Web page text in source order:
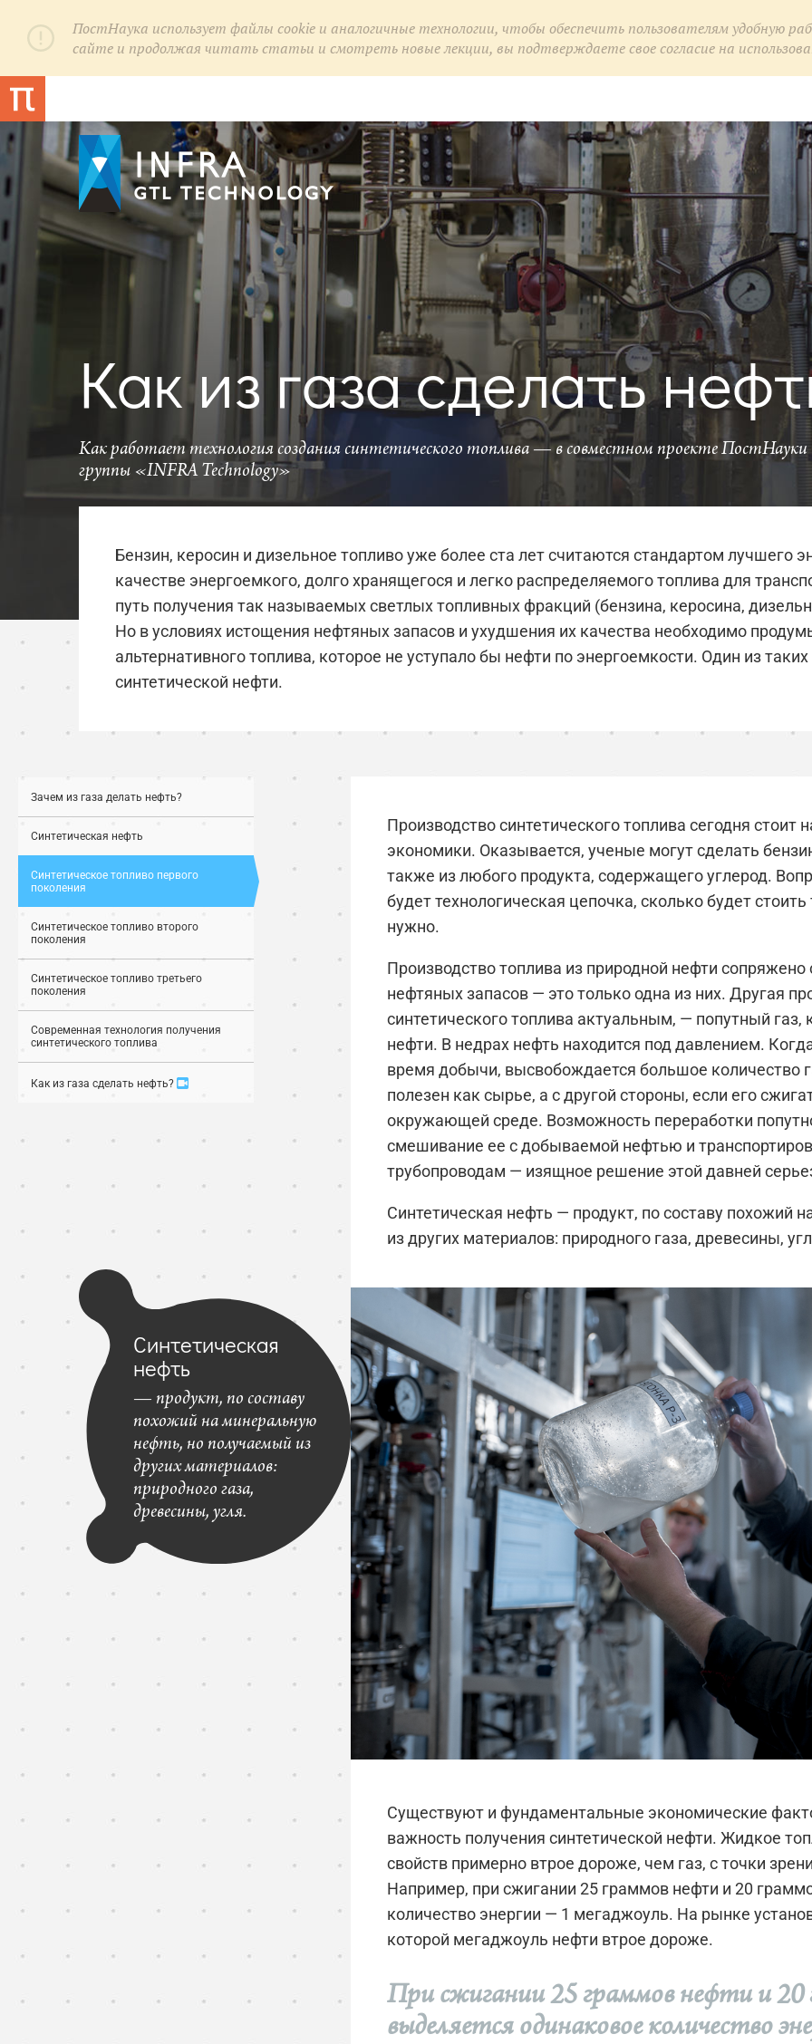
ПостНаука использует файлы cookie и аналогичные технологии, чтобы обеспечить пользователям удобную
сайте и продолжая читать статьи и смотреть новые лекции, вы подтверждаете свое согласие на
ПостНаука использует файлы cookie и аналогичные технологии, чтобы обеспечить пользователям удобную
Как из газа сделать
Как работает технология создания синтетического топлива — в совместном проекте ПостНауки
группы «INFRA Technology»
Бензин, керосин и дизельное топливо уже более ста лет считаются стандартом лучшего
качестве энергоемкого, долго хранящегося и легко распределяемого топлива для
путь получения так называемых светлых топливных фракций (бензина, керосина,
Но в условиях истощения нефтяных запасов и ухудшения их качества необходимо
альтернативного топлива, которое не уступало бы нефти по энергоемкости. Один из
синтетической нефти.
Зачем из газа делать нефть?
Синтетическая нефть
Синтетическое топливо первого
поколения
Синтетическое топливо второго
поколения
Синтетическое топливо третьего
поколения
Современная технология получения
синтетического топлива
Как из газа сделать нефть?
Производство синтетического топлива сегодня стоит
экономики. Оказывается, ученые могут сделать
также из любого продукта, содержащего углерод.
будет технологическая цепочка, сколько будет
нужно.
Производство топлива из природной нефти
нефтяных запасов — это только одна из них. Другая
синтетического топлива актуальным, — попутный
нефти. В недрах нефть находится под давлением.
время добычи, высвобождается большое количество
полезен как сырье, а с другой стороны, если его
окружающей среде. Возможность переработки
смешивание ее с добываемой нефтью и
трубопроводам — изящное решение этой давней
Синтетическая нефть — продукт, по составу похожий
из других материалов: природного газа, древесины,
Синтетическая
нефть
— продукт, по составу
похожий на минеральную
нефть, но получаемый из
других материалов:
природного газа,
древесины, угля.
Существуют и фундаментальные экономические
важность получения синтетической нефти. Жидкое
свойств примерно втрое дороже, чем газ, с точки
Например, при сжигании 25 граммов нефти и 20
количество энергии — 1 мегаджоуль. На рынке
которой мегаджоуль нефти втрое дороже.
При сжигании 25 граммов нефти и 20
выделяется одинаковое количество